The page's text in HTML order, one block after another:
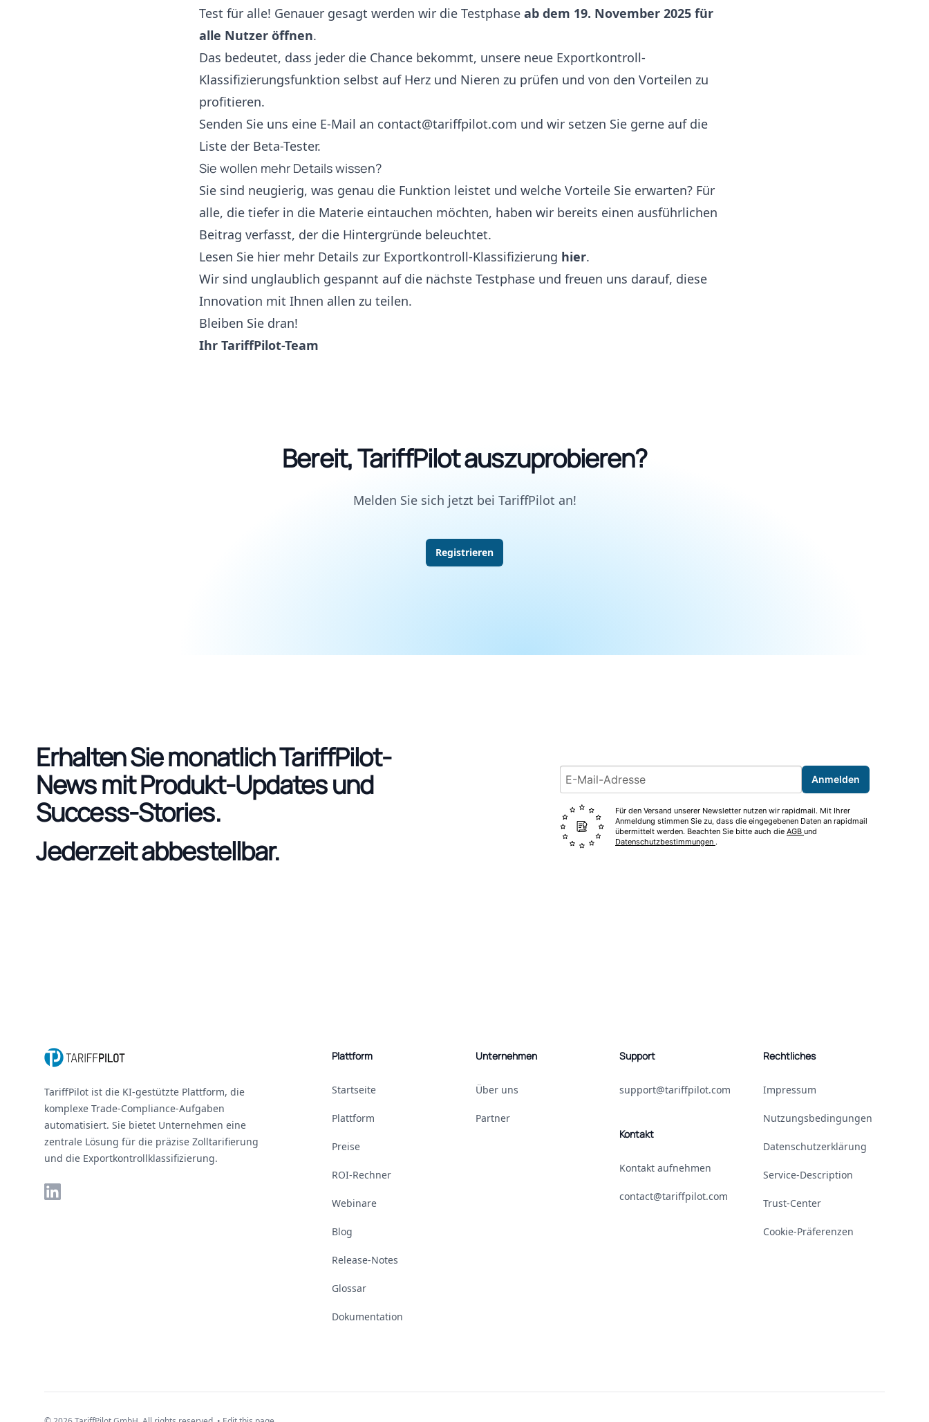
Test für alle! Genauer gesagt werden wir die Testphase ab dem 19. November 2025 für
alle Nutzer öffnen.
Das bedeutet, dass jeder die Chance bekommt, unsere neue Exportkontroll-
Klassifizierungsfunktion selbst auf Herz und Nieren zu prüfen und von den Vorteilen zu
profitieren.
Senden Sie uns eine E-Mail an contact@tariffpilot.com und wir setzen Sie gerne auf die
Liste der Beta-Tester.
Sie wollen mehr Details wissen?
Sie sind neugierig, was genau die Funktion leistet und welche Vorteile Sie erwarten? Für
alle, die tiefer in die Materie eintauchen möchten, haben wir bereits einen ausführlichen
Beitrag verfasst, der die Hintergründe beleuchtet.
Lesen Sie hier mehr Details zur Exportkontroll-Klassifizierung hier.
Wir sind unglaublich gespannt auf die nächste Testphase und freuen uns darauf, diese
Innovation mit Ihnen allen zu teilen.
Bleiben Sie dran!
Ihr TariffPilot-Team
Bereit, TariffPilot auszuprobieren?
Melden Sie sich jetzt bei TariffPilot an!
Registrieren
Erhalten Sie monatlich TariffPilot-
News mit Produkt-Updates und
Success-Stories.
Jederzeit abbestellbar.
Email address Anmelden
Für den Versand unserer Newsletter nutzen wir rapidmail. Mit Ihrer
Anmeldung stimmen Sie zu, dass die eingegebenen Daten an rapidmail
übermittelt werden. Beachten Sie bitte auch die AGB und
Datenschutzbestimmungen .
TariffPilot ist die KI-gestützte Plattform, die
komplexe Trade-Compliance-Aufgaben
automatisiert. Sie bietet Unternehmen eine
zentrale Lösung für die präzise Zolltarifierung
und die Exportkontrollklassifizierung.
LinkedIn
Plattform
Startseite
Plattform
Preise
ROI-Rechner
Webinare
Blog
Release-Notes
Glossar
Dokumentation
Unternehmen
Über uns
Partner
Support
support@tariffpilot.com
Kontakt
Kontakt aufnehmen
contact@tariffpilot.com
Rechtliches
Impressum
Nutzungsbedingungen
Datenschutzerklärung
Service-Description
Trust-Center
Cookie-Präferenzen